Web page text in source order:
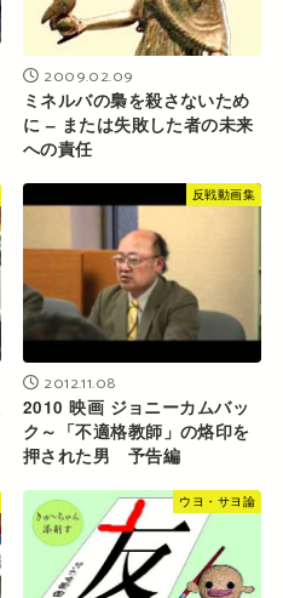
2009.02.09
ミネルバの梟を殺さないため
に – または失敗した者の未来
への責任
反戦動画集
2012.11.08
2010 映画 ジョニーカムバッ
ク～「不適格教師」の烙印を
押された男 予告編
ウヨ・サヨ論